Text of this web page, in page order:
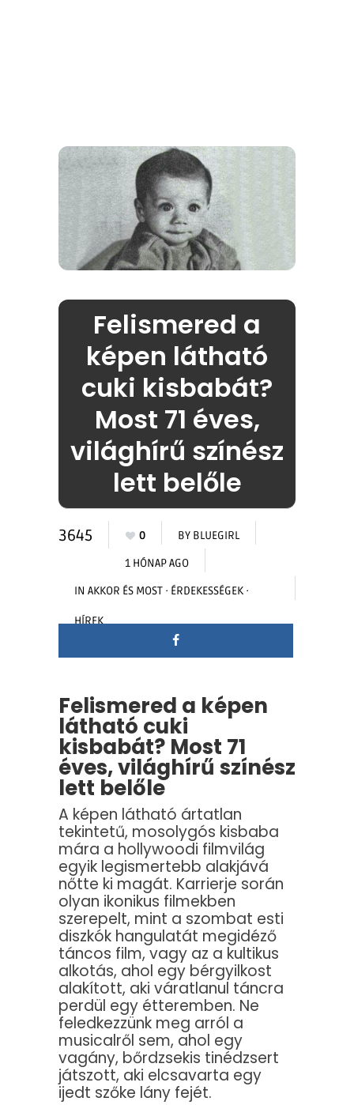
Felismered a
képen látható
cuki kisbabát?
Most 71 éves,
világhírű színész
lett belőle
3645 0 BY BLUEGIRL
1 HÓNAP AGO
IN AKKOR ÉS MOST · ÉRDEKESSÉGEK ·
HÍREK
Felismered a képen
látható cuki
kisbabát? Most 71
éves, világhírű színész
lett belőle
A képen látható ártatlan
tekintetű, mosolygós kisbaba
mára a hollywoodi filmvilág
egyik legismertebb alakjává
nőtte ki magát. Karrierje során
olyan ikonikus filmekben
szerepelt, mint a szombat esti
diszkók hangulatát megidéző
táncos film, vagy az a kultikus
alkotás, ahol egy bérgyilkost
alakított, aki váratlanul táncra
perdül egy étteremben. Ne
feledkezzünk meg arról a
musicalről sem, ahol egy
vagány, bőrdzsekis tinédzsert
játszott, aki elcsavarta egy
ijedt szőke lány fejét.